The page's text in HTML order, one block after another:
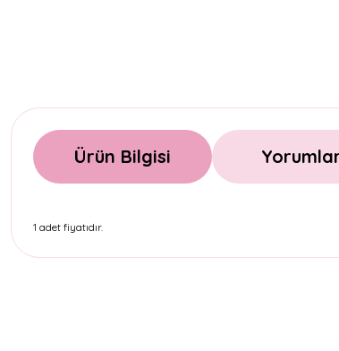
Ürün Bilgisi
1 adet fiyatıdır.